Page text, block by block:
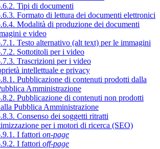
Tipi di documenti
Formato di lettura dei documenti elettronici
Modalità di produzione dei documenti
e video
Testo alternativo (alt text) per le immagini
Sottotitoli per i video
Trascrizioni per i video
intellettuale e privacy
Pubblicazione di contenuti prodotti dalla
Amministrazione
Pubblicazione di contenuti non prodotti
Pubblica Amministrazione
Consenso dei soggetti ritratti
per i motori di ricerca (SEO)
I fattori on-page
I fattori off-page